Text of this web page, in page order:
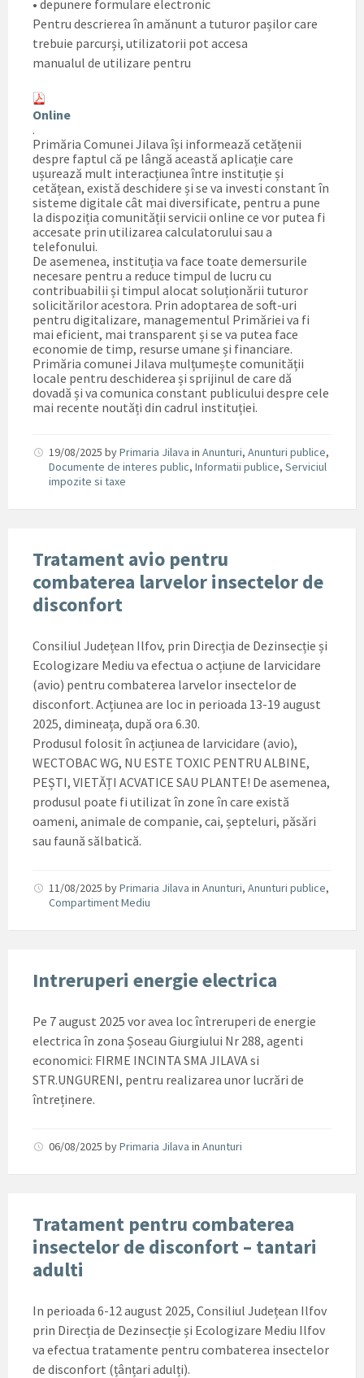
• depunere formulare electronic
Pentru descrierea în amănunt a tuturor pașilor care
trebuie parcurși, utilizatorii pot accesa
manualul de utilizare pentru
Online
.
Primăria Comunei Jilava își informează cetățenii
despre faptul că pe lângă această aplicație care
ușurează mult interacțiunea între instituție și
cetățean, există deschidere și se va investi constant în
sisteme digitale cât mai diversificate, pentru a pune
la dispoziția comunității servicii online ce vor putea fi
accesate prin utilizarea calculatorului sau a
telefonului.
De asemenea, instituția va face toate demersurile
necesare pentru a reduce timpul de lucru cu
contribuabilii și timpul alocat soluționării tuturor
solicitărilor acestora. Prin adoptarea de soft-uri
pentru digitalizare, managementul Primăriei va fi
mai eficient, mai transparent și se va putea face
economie de timp, resurse umane și financiare.
Primăria comunei Jilava mulțumește comunității
locale pentru deschiderea și sprijinul de care dă
dovadă și va comunica constant publicului despre cele
mai recente noutăți din cadrul instituției.
19/08/2025 byPrimaria Jilava in Anunturi, Anunturi publice,
Documente de interes public, Informatii publice, Serviciul
impozite si taxe
Tratament avio pentru
combaterea larvelor insectelor de
disconfort
Consiliul Județean Ilfov, prin Direcția de Dezinsecție și
Ecologizare Mediu va efectua o acțiune de larvicidare
(avio) pentru combaterea larvelor insectelor de
disconfort. Acțiunea are loc in perioada 13-19 august
2025, dimineața, după ora 6.30.
Produsul folosit în acțiunea de larvicidare (avio),
WECTOBAC WG, NU ESTE TOXIC PENTRU ALBINE,
PEȘTI, VIETĂȚI ACVATICE SAU PLANTE! De asemenea,
produsul poate fi utilizat în zone în care există
oameni, animale de companie, cai, șepteluri, păsări
sau faună sălbatică.
11/08/2025 byPrimaria Jilava in Anunturi, Anunturi publice,
Compartiment Mediu
Intreruperi energie electrica
Pe 7 august 2025 vor avea loc întreruperi de energie
electrica în zona Șoseau Giurgiului Nr 288, agenti
economici: FIRME INCINTA SMA JILAVA si
STR.UNGURENI, pentru realizarea unor lucrări de
întreținere.
06/08/2025 byPrimaria Jilava in Anunturi
Tratament pentru combaterea
insectelor de disconfort – tantari
adulti
In perioada 6-12 august 2025, Consiliul Județean Ilfov
prin Direcția de Dezinsecție și Ecologizare Mediu Ilfov
va efectua tratamente pentru combaterea insectelor
de disconfort (țânțari adulți).